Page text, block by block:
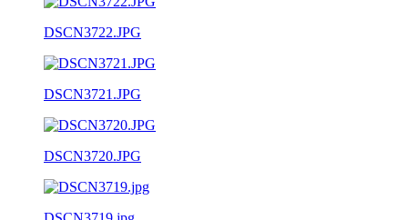
DSCN3722.JPG
DSCN3721.JPG
DSCN3720.JPG